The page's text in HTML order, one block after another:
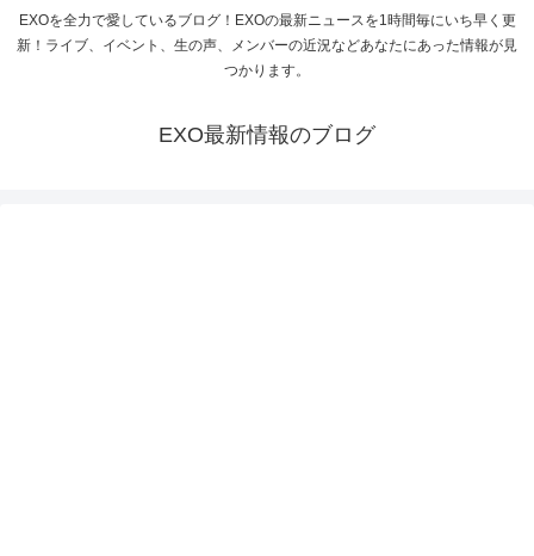
EXOを全力で愛しているブログ！EXOの最新ニュースを1時間毎にいち早く更
新！ライブ、イベント、生の声、メンバーの近況などあなたにあった情報が見
つかります。
EXO最新情報のブログ